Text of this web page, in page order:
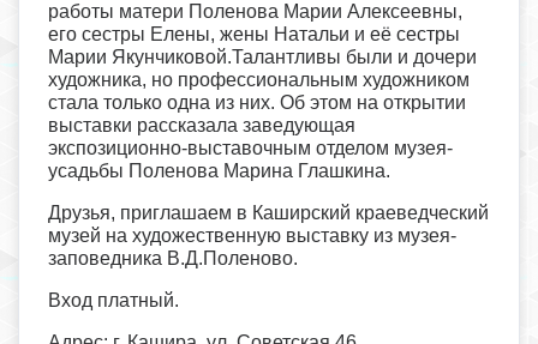
работы матери Поленова Марии Алексеевны,
его сестры Елены, жены Натальи и её сестры
Марии Якунчиковой.Талантливы были и дочери
художника, но профессиональным художником
стала только одна из них. Об этом на открытии
выставки рассказала заведующая
экспозиционно-выставочным отделом музея-
усадьбы Поленова Марина Глашкина.
Друзья, приглашаем в Каширский краеведческий
музей на художественную выставку из музея-
заповедника В.Д.Поленово.
Вход платный.